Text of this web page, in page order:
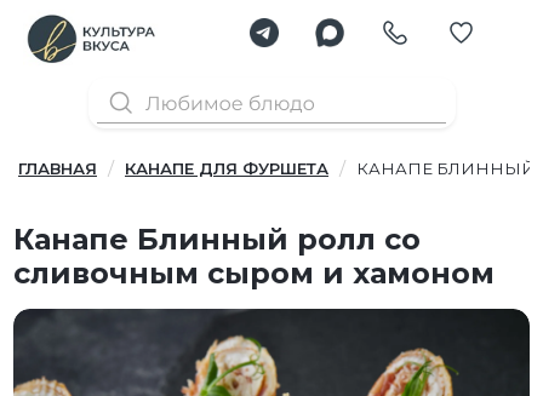
ГЛАВНАЯ КАНАПЕ ДЛЯ ФУРШЕТА КАНАПЕ
Канапе Блинный ролл со
сливочным сыром и хамоном